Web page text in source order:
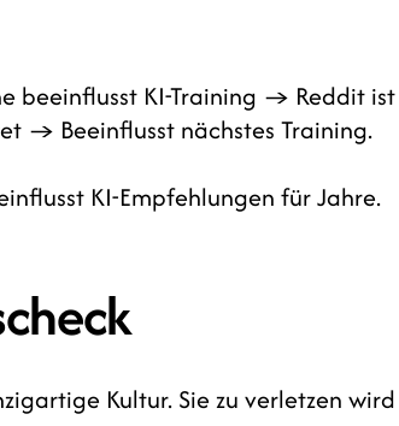
beeinflusst KI-Training → Reddit
→ Beeinflusst nächstes Training.
KI-Empfehlungen für Jahre.
Kultur. Sie zu verletzen